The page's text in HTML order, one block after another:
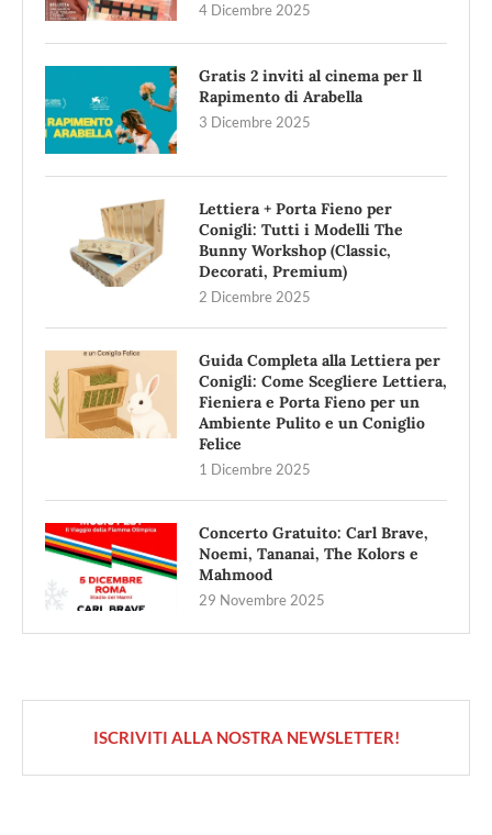
4 Dicembre 2025
Gratis 2 inviti al cinema per ll
Rapimento di Arabella
3 Dicembre 2025
Lettiera + Porta Fieno per
Conigli: Tutti i Modelli The
Bunny Workshop (Classic,
Decorati, Premium)
2 Dicembre 2025
Guida Completa alla Lettiera per
Conigli: Come Scegliere Lettiera,
Fieniera e Porta Fieno per un
Ambiente Pulito e un Coniglio
Felice
1 Dicembre 2025
Concerto Gratuito: Carl Brave,
Noemi, Tananai, The Kolors e
Mahmood
29 Novembre 2025
ISCRIVITI ALLA NOSTRA NEWSLETTER!